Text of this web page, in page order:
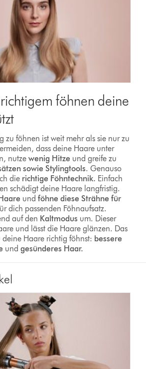
föhnen deine
zu föhnen ist weit mehr als sie nur zu
dass deine Haare unter
nutzewenig Hitze und greife zu
sowie Stylingtools. Genauso
die richtige Föhntechnik. Einfach
schädigt deine Haare langfristig.
undföhne diese Strähne für
dich passenden Föhnaufsatz.
auf den Kaltmodus um. Dieser
und lässt die Haare glänzen. Das
deine Haare richtig föhnst: bessere
und gesünderes Haar.